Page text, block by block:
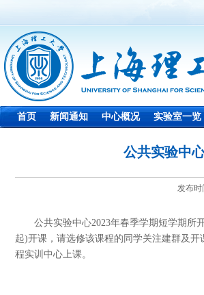
首页 新闻通知 中心概况 实验室一览
公共实验中
发布时
公共实验中心2023年春季学期短学期所
起)开课，请选修该课程的同学关注建群及
程实训中心上课。